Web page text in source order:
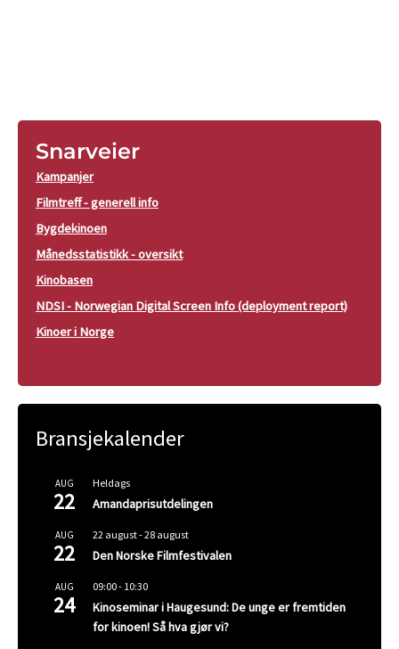
Snarveier
Kampanjer
Filmtreff - generell info
Bygdekinoen
Månedsstatistikk - oversikt
Kinobasen
NDSI - Norwegian Digital Screen Info (deployment report)
Kinoer i Norge
Bransjekalender
AUG
22
Heldags
Amandaprisutdelingen
AUG
22
22 august-28 august
Den Norske Filmfestivalen
AUG
24
09:00- 10:30
Kinoseminar i Haugesund: De unge er fremtiden
for kinoen! Så hva gjør vi?